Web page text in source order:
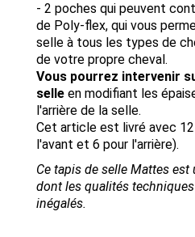
- 2 poches qui peuvent
de Poly-flex, qui vous
selle à tous les types de
de votre propre cheval.
Vous pourrez intervenir
selle en modifiant les
l'arrière de la selle.
Cet article est livré avec
l'avant et 6 pour l'arrière).
Ce tapis de selle Mattes
dont les qualités
inégalés.